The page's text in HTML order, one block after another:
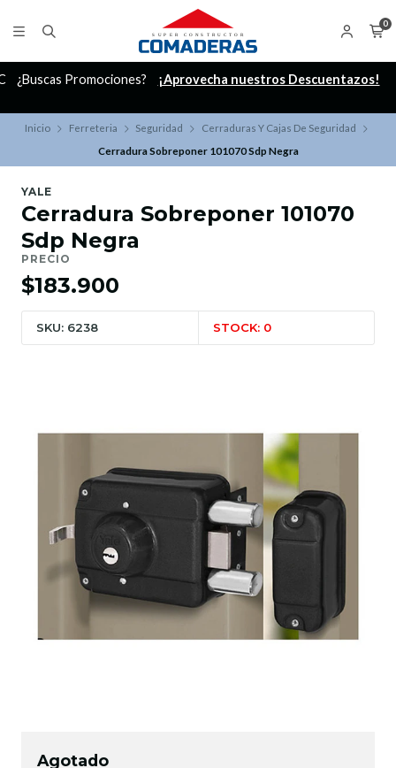
0
¿Buscas Promociones? ¡Aprovecha nuestros Descuentazos!
Inicio Ferreteria Seguridad
Cerraduras Y Cajas De Seguridad
Cerradura Sobreponer 101070 Sdp Negra
YALE
Cerradura Sobreponer 101070
Sdp Negra
PRECIO
$183.900
SKU: 6238 STOCK: 0
Agotado